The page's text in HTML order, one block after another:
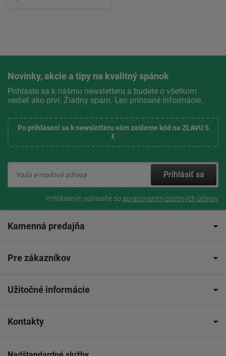
Novinky, akcie a tipy na kvalitný spánok
Prihláste sa k nášmu newsletteru a budete o všetkom
vedieť ako prví. Žiadny spam. Len prínosné informácie.
Po prihlásení sa k newsletteru vám zašleme kód na ZĽAVU 5
€
Prihlásiť sa
Prihlásením súhlasíte so spracovaním osobných údajov
Kamenná predajňa
Pre zákazníkov
Užitočné informácie
Kontakty